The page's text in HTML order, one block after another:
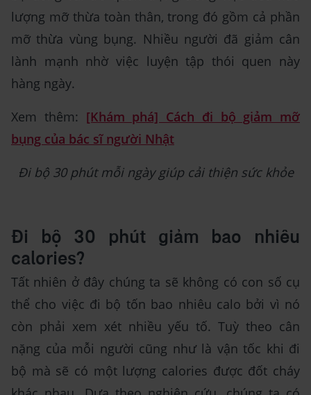
lượng mỡ thừa toàn thân, trong đó gồm cả phần
mỡ thừa vùng bụng. Nhiều người đã giảm cân
lành mạnh nhờ việc luyện tập thói quen này
hàng ngày.
Xem thêm: [Khám phá] Cách đi bộ giảm mỡ
bụng của bác sĩ người Nhật
Đi bộ 30 phút mỗi ngày giúp cải thiện sức khỏe
Đi bộ 30 phút giảm bao nhiêu
calories?
Tất nhiên ở đây chúng ta sẽ không có con số cụ
thể cho việc đi bộ tốn bao nhiêu calo bởi vì nó
còn phải xem xét nhiều yếu tố. Tuỳ theo cân
nặng của mỗi người cũng như là vận tốc khi đi
bộ mà sẽ có một lượng calories được đốt cháy